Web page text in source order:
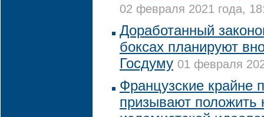
02 февраля 2021 года,
Доработанный
боксах планируют
Госдуму 01 февраля
Французские крайне
призывают положить